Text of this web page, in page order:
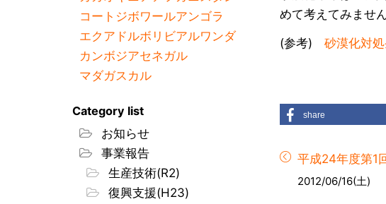
コートジボワールアンゴラ
エクアドルボリビアルワンダ
カンボジアセネガル
マダガスカル
Category list
お知らせ
事業報告
生産技術(R2)
復興支援(H23)
めて考えてみませ
(参考) 砂漠化対
share
平成24年度第1
2012/06/16(土)